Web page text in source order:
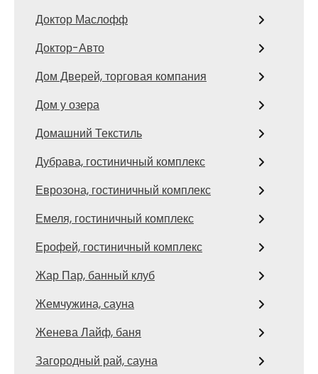
Доктор Маслофф
Доктор-Авто
Дом Дверей, торговая компания
Дом у озера
Домашний Текстиль
Дубрава, гостиничный комплекс
Еврозона, гостиничный комплекс
Емеля, гостиничный комплекс
Ерофей, гостиничный комплекс
Жар Пар, банный клуб
Жемчужина, сауна
Женева Лайф, баня
Загородный рай, сауна